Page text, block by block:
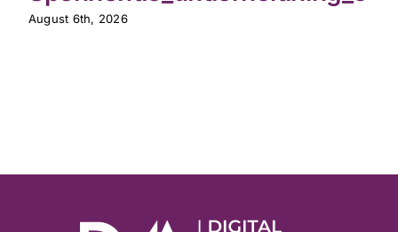
August 6th, 2026